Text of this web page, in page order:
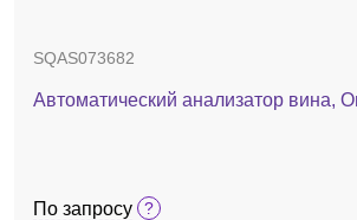
SQAS073682
Автоматический анализатор вина,
По запросу